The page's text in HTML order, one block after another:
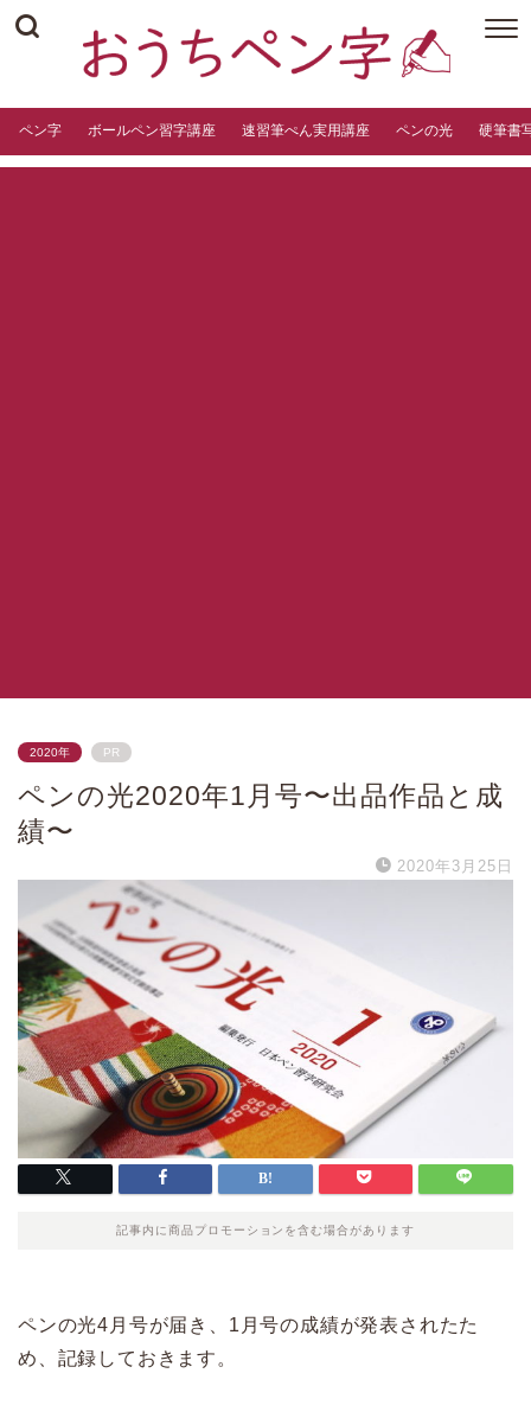
ペン字 ボールペン習字講座 速習筆ぺん実用講座 ペンの光 硬筆書
2020年 PR
ペンの光2020年1月号〜出品作品と成
績〜
2020年3月25日
記事内に商品プロモーションを含む場合があります
ペンの光4月号が届き、1月号の成績が発表されたた
め、記録しておきます。